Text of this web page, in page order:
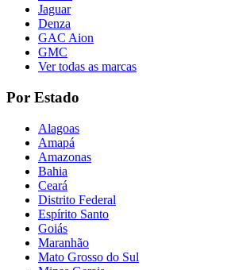
Jaguar
Denza
GAC Aion
GMC
Ver todas as marcas
Por Estado
Alagoas
Amapá
Amazonas
Bahia
Ceará
Distrito Federal
Espírito Santo
Goiás
Maranhão
Mato Grosso do Sul